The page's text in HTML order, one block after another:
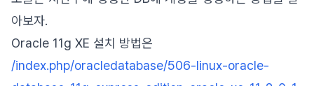
아보자.
Oracle 11g XE 설치 방법은
/index.php/oracledatabase/506-linux-oracle-